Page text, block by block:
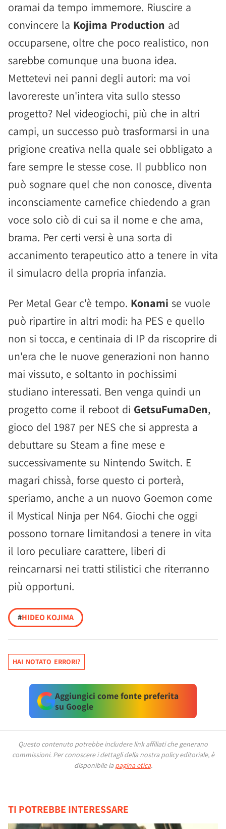
oramai da tempo immemore. Riuscire a
convincere la Kojima Production ad
occuparsene, oltre che poco realistico, non
sarebbe comunque una buona idea.
Mettetevi nei panni degli autori: ma voi
lavorereste un'intera vita sullo stesso
progetto? Nel videogiochi, più che in altri
campi, un successo può trasformarsi in una
prigione creativa nella quale sei obbligato a
fare sempre le stesse cose. Il pubblico non
può sognare quel che non conosce, diventa
inconsciamente carnefice chiedendo a gran
voce solo ciò di cui sa il nome e che ama,
brama. Per certi versi è una sorta di
accanimento terapeutico atto a tenere in vita
il simulacro della propria infanzia.
Per Metal Gear c'è tempo. Konami se vuole
può ripartire in altri modi: ha PES e quello
non si tocca, e centinaia di IP da riscoprire di
un'era che le nuove generazioni non hanno
mai vissuto, e soltanto in pochissimi
studiano interessati. Ben venga quindi un
progetto come il reboot di GetsuFumaDen,
gioco del 1987 per NES che si appresta a
debuttare su Steam a fine mese e
successivamente su Nintendo Switch. E
magari chissà, forse questo ci porterà,
speriamo, anche a un nuovo Goemon come
il Mystical Ninja per N64. Giochi che oggi
possono tornare limitandosi a tenere in vita
il loro peculiare carattere, liberi di
reincarnarsi nei tratti stilistici che riterranno
più opportuni.
#HIDEO KOJIMA
HAI NOTATO ERRORI?
Aggiungici come fonte preferita
su Google
Questo contenuto potrebbe includere link affiliati che generano
commissioni. Per conoscere i dettagli della nostra policy editoriale, è
disponibile la pagina etica.
TI POTREBBE INTERESSARE